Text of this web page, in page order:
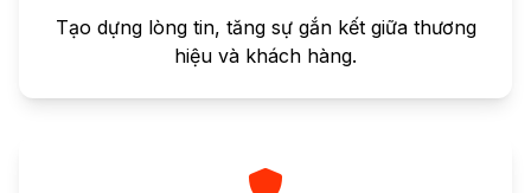
Tạo dựng lòng tin, tăng sự gắn kết giữa thương
hiệu và khách hàng.